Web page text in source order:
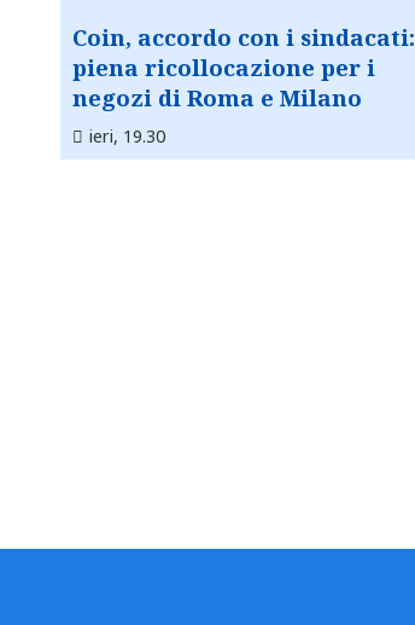
Coin, accordo con i sindacati:
piena ricollocazione per i
negozi di Roma e Milano
ieri, 19.30